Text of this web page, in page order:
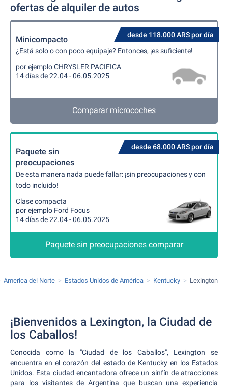
ofertas de alquiler de autos
desde 118.000 ARS por día
Minicompacto
¿Está solo o con poco equipaje? Entonces, ¡es suficiente!
por ejemplo CHRYSLER PACIFICA
14 días de 22.04 - 06.05.2025
Comparar microcoches
desde 68.000 ARS por día
Paquete sin
preocupaciones
De esta manera nada puede fallar: ¡sin preocupaciones y con
todo incluido!
Clase compacta
por ejemplo Ford Focus
14 días de 22.04 - 06.05.2025
Paquete sin preocupaciones comparar
America del Norte Estados Unidos de América Kentucky Lexington
¡Bienvenidos a Lexington, la Ciudad de
los Caballos!
Conocida como la "Ciudad de los Caballos", Lexington se
encuentra en el corazón del estado de Kentucky en los Estados
Unidos. Esta ciudad encantadora ofrece un sinfín de atracciones
para los visitantes de Argentina que buscan una experiencia